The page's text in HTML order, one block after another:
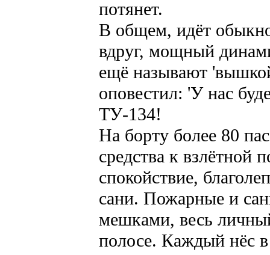
потянет.
В общем, идёт
вдруг, мощный
ещё называют
оповестил: 'У нас
ТУ-134!
На борту более 80
средства к взлётной
спокойствие,
сани. Пожарные и
мешками, весь
полосе. Каждый нёс